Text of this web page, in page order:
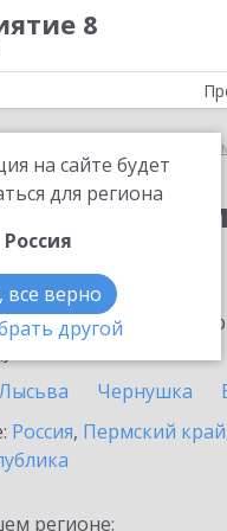
8
на сайте будет
для региона
Россия
все верно
другой
Информационная
Чернушка
Россия, Пермский край
регионе: